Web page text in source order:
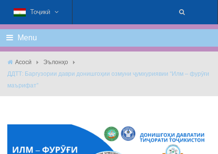
Тоҷикӣ
Menu
Асосӣ
Эълонҳо
ДДТТ: Баргузории даври донишгоҳии озмуни ҷумхуриявии “Илм – фурӯғи
маърифат”